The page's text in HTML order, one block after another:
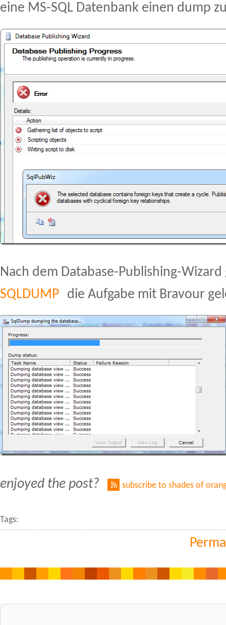
eine MS-SQL Datenbank einen dump
Nach dem Database-Publishing-
SQLDUMP
die Aufgabe mit Bravour
enjoyed the post? subscribe to shades of
Tags: